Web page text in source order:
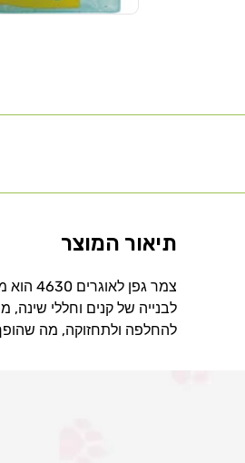
תיאור המוצר
צמר גפן לאוגרים 4630 הוא מצע רך ונעים במיוחד שמיועד לנוחות והיגיינה בכלוב האוגר.
לבנייה של קנים וחללי
להחלפה ולתחזוקה, מה שהופך